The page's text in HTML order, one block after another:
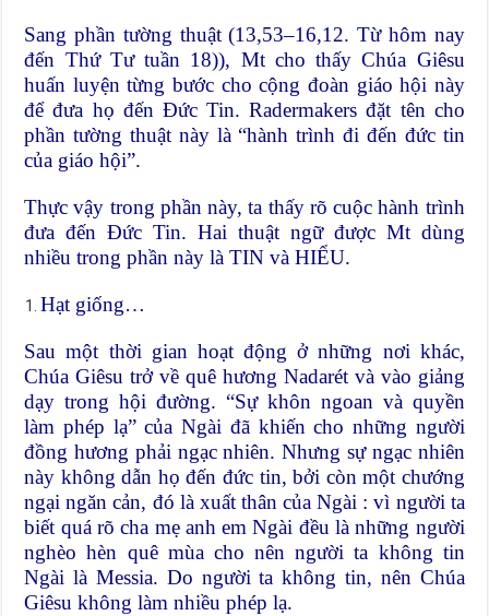
Sang phần tường thuật (13,53–16,12. Từ hôm nay
đến Thứ Tư tuần 18)), Mt cho thấy Chúa Giêsu
huấn luyện từng bước cho cộng đoàn giáo hội này
để đưa họ đến Đức Tin. Radermakers đặt tên cho
phần tường thuật này là “hành trình đi đến đức tin
của giáo hội”.
Thực vậy trong phần này, ta thấy rõ cuộc hành trình
đưa đến Đức Tin. Hai thuật ngữ được Mt dùng
nhiều trong phần này là TIN và HIỂU.
Hạt giống…
Sau một thời gian hoạt động ở những nơi khác,
Chúa Giêsu trở về quê hương Nadarét và vào giảng
dạy trong hội đường. “Sự khôn ngoan và quyền
làm phép lạ” của Ngài đã khiến cho những người
đồng hương phải ngạc nhiên. Nhưng sự ngạc nhiên
này không dẫn họ đến đức tin, bởi còn một chướng
ngại ngăn cản, đó là xuất thân của Ngài : vì người ta
biết quá rõ cha mẹ anh em Ngài đều là những người
nghèo hèn quê mùa cho nên người ta không tin
Ngài là Messia. Do người ta không tin, nên Chúa
Giêsu không làm nhiều phép lạ.